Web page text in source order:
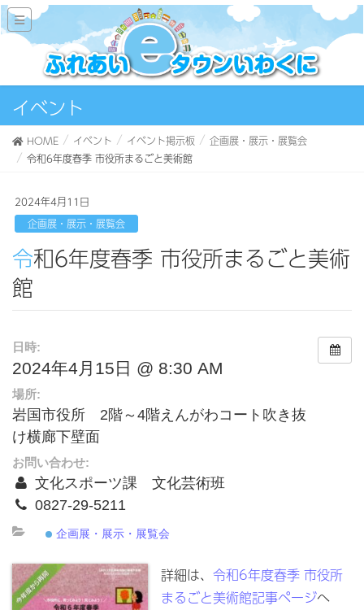
イベント
HOME イベント イベント掲示板
企画展・展示・展覧会
令和6年度春季 市役所まるごと美術館
2024年4月11日
企画展・展示・展覧会
令和6年度春季 市役所まるごと美術
館
日時:
2024年4月15日 @ 8:30 AM
場所:
岩国市役所 2階～4階えんがわコート吹き抜
け横廊下壁面
お問い合わせ:
文化スポーツ課 文化芸術班
0827-29-5211
企画展・展示・展覧会
詳細は、令和6年度春季 市役所
まるごと美術館記事ページへ